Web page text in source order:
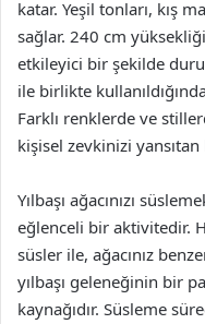
katar. Yeşil tonları, kış
sağlar. 240 cm
etkileyici bir şekilde
ile birlikte
Farklı renklerde ve
kişisel zevkinizi
Yılbaşı ağacınızı
eğlenceli bir aktivitedir.
süsler ile, ağacınız
yılbaşı geleneğinin bir
kaynağıdır. Süsleme